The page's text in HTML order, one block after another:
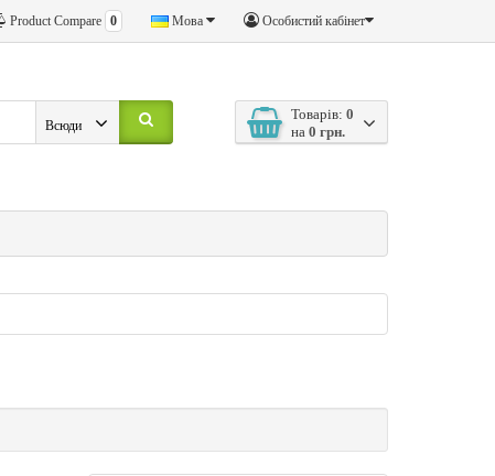
Особистий кабінет
Мова
Product Compare 0
Товарів: 0
на 0 грн.
Всюди